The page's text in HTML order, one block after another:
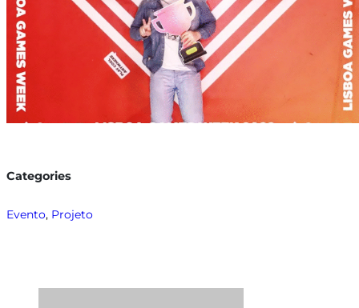
Categories
Evento, Projeto